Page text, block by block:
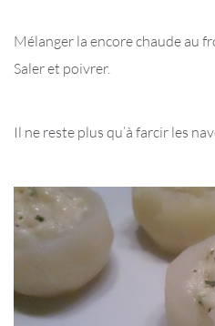
Mélanger la encore chaude au
Saler et poivrer.
Il ne reste plus qu’à farcir les